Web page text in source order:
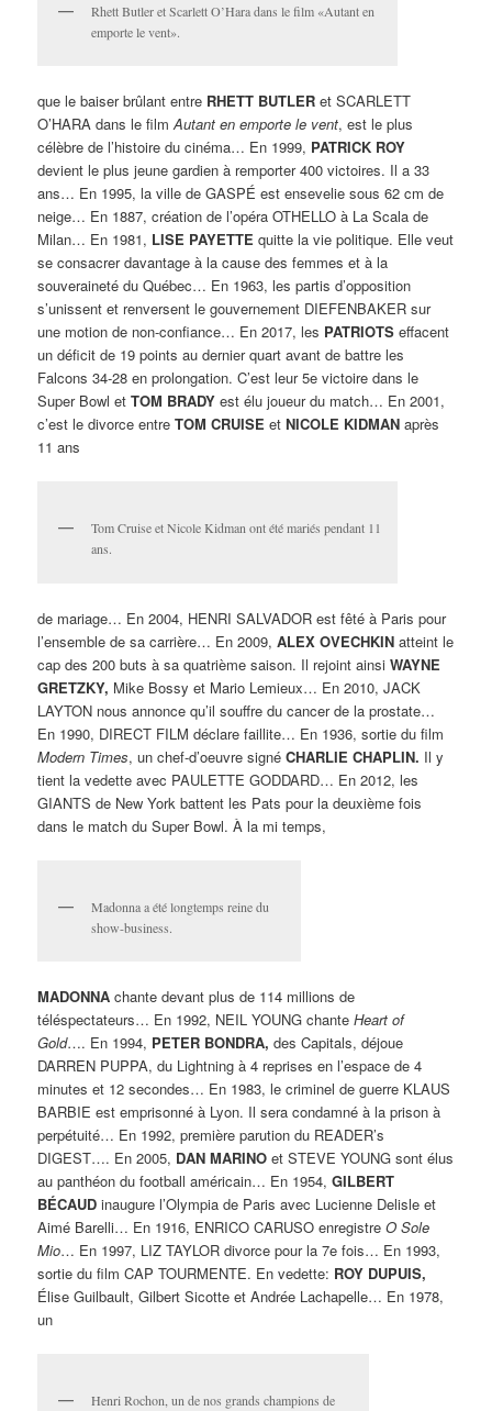
Rhett Butler et Scarlett O’Hara dans le film «Autant en
emporte le vent».
que le baiser brûlant entre RHETT BUTLER et SCARLETT
O’HARA dans le filmAutant en emporte le vent, est le plus
célèbre de l’histoire du cinéma… En 1999, PATRICK ROY
devient le plus jeune gardien à remporter 400 victoires. Il a 33
ans… En 1995, la ville de GASPÉ est ensevelie sous 62 cm de
neige… En 1887, création de l’opéra OTHELLO à La Scala de
Milan… En 1981, LISE PAYETTE quitte la vie politique. Elle veut
se consacrer davantage à la cause des femmes et à la
souveraineté du Québec… En 1963, les partis d’opposition
s’unissent et renversent le gouvernement DIEFENBAKER sur
une motion de non-confiance… En 2017, les PATRIOTS effacent
un déficit de 19 points au dernier quart avant de battre les
Falcons 34-28 en prolongation. C’est leur 5e victoire dans le
Super Bowl etTOM BRADY est élu joueur du match… En 2001,
c’est le divorce entreTOM CRUISE etNICOLE KIDMAN après
11 ans
Tom Cruise et Nicole Kidman ont été mariés pendant 11
ans.
de mariage… En 2004, HENRI SALVADOR est fêté à Paris pour
l’ensemble de sa carrière… En 2009,ALEX OVECHKIN atteint le
cap des 200 buts à sa quatrième saison. Il rejoint ainsiWAYNE
GRETZKY, Mike Bossy et Mario Lemieux… En 2010, JACK
LAYTON nous annonce qu’il souffre du cancer de la prostate…
En 1990, DIRECT FILM déclare faillite… En 1936, sortie du film
Modern Times, un chef-d’oeuvre signéCHARLIE CHAPLIN. Il y
tient la vedette avec PAULETTE GODDARD… En 2012, les
GIANTS de New York battent les Pats pour la deuxième fois
dans le match du Super Bowl. À la mi temps,
Madonna a été longtemps reine du
show-business.
MADONNA chante devant plus de 114 millions de
téléspectateurs… En 1992, NEIL YOUNG chanteHeart of
Gold…. En 1994, PETER BONDRA, des Capitals, déjoue
DARREN PUPPA, du Lightning à 4 reprises en l’espace de 4
minutes et 12 secondes… En 1983, le criminel de guerre KLAUS
BARBIE est emprisonné à Lyon. Il sera condamné à la prison à
perpétuité… En 1992, première parution du READER’s
DIGEST…. En 2005, DAN MARINO et STEVE YOUNG sont élus
au panthéon du football américain… En 1954,GILBERT
BÉCAUD inaugure l’Olympia de Paris avec Lucienne Delisle et
Aimé Barelli… En 1916, ENRICO CARUSO enregistreO Sole
Mio… En 1997, LIZ TAYLOR divorce pour la 7e fois… En 1993,
sortie du film CAP TOURMENTE. En vedette: ROY DUPUIS,
Élise Guilbault, Gilbert Sicotte et Andrée Lachapelle… En 1978,
un
Henri Rochon, un de nos grands champions de